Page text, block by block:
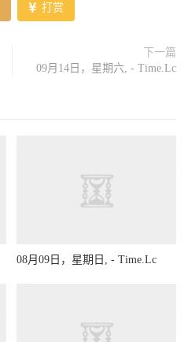
打赏
下一篇
09月14日，星期六, - Time.Lc
08月09日，星期日, - Time.Lc